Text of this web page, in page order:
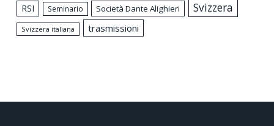
RSI
Seminario Società Dante Alighieri Svizzera
Svizzera italiana trasmissioni